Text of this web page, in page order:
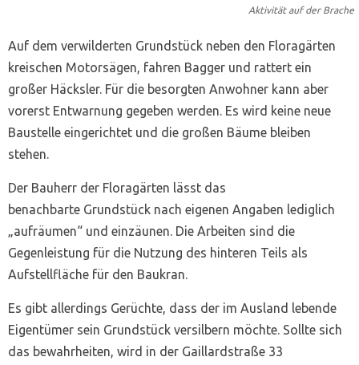
Aktivität auf der Brache
Auf dem verwilderten Grundstück neben den Floragärten
kreischen Motorsägen, fahren Bagger und rattert ein
großer Häcksler. Für die besorgten Anwohner kann aber
vorerst Entwarnung gegeben werden. Es wird keine neue
Baustelle eingerichtet und die großen Bäume bleiben
stehen.
Der Bauherr der Floragärten lässt das
benachbarte Grundstück nach eigenen Angaben lediglich
„aufräumen“ und einzäunen. Die Arbeiten sind die
Gegenleistung für die Nutzung des hinteren Teils als
Aufstellfläche für den Baukran.
Es gibt allerdings Gerüchte, dass der im Ausland lebende
Eigentümer sein Grundstück versilbern möchte. Sollte sich
das bewahrheiten, wird in der Gaillardstraße 33